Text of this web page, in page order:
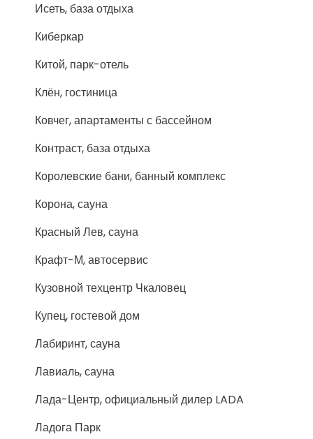
Исеть, база отдыха
Киберкар
Китой, парк-отель
Клён, гостиница
Ковчег, апартаменты с бассейном
Контраст, база отдыха
Королевские бани, банный комплекс
Корона, сауна
Красный Лев, сауна
Крафт-М, автосервис
Кузовной техцентр Чкаловец
Купец, гостевой дом
Лабиринт, сауна
Лавиаль, сауна
Лада-Центр, официальный дилер LADA
Ладога Парк